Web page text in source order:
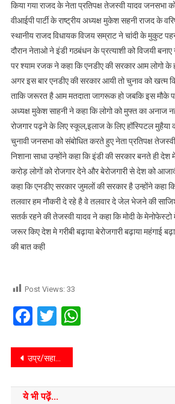
किया गया राजद के नेता प्रतिपक्ष तेजस्वी यादव जनसभा
वीआईपी पार्टी के राष्ट्रीय अध्यक्ष मुकेश सहनी राजद के
स्थानीय राजद विधायक विजय सम्राट ने चांदी के मुकुट
दौरान नेताओ ने इंडी गठबंधन के प्रत्याशी को विजयी
पर श्याम रजक ने कहा कि एनडीए की सरकार आम लोगो के
अगर इस बार एनडीए की सरकार आयी तो चुनाव को खत्म
ताकि जरूरत है आम मतदाता जागरूक हो जबकि इस मौके पर
अध्यक्ष मुकेश साहनी ने कहा कि लोगो को मुफ्त का अनाज
रोजगार पढ़ने के लिए स्कूल,इलाज के लिए हॉस्पिटल मुहैया
चुनावी जनसभा को संबोधित करते हुए नेता प्रतिपक्ष
निशाना साधा उन्होंने कहा कि इंडी की सरकार बनते ही
करोड़ लोगों को रोजगार देने और बेरोजगारी से देश को
कहा कि एनडीए सरकार जुमलों की सरकार है उन्होंने कहा
तलवार हम नौकरी दे रहे है वे तलवार दे जेल भेजने की
सतर्क रहने की तेजस्वी यादव ने कहा कि मोदी के
जरूर किए देश मे गरीबी बढ़ाया बेरोजगारी बढ़ाया महंगाई
की बात कही
Post Views: 33
Facebook
TwitterWhatsApp
उप्र/सहारनपुर/रामपुर मनिहारानसकल दिगम्बर जैन समाज के तत्वाधान में चल रहे 6 दिवसीय वार्षिक रथ यात्रा महोत्सव के पांचवे दिन
ये भी पढ़ें...